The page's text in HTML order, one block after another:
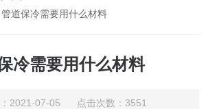
道保冷需要用什么材料
冷需要用什么材料
：2021-07-05 点击次数：3551